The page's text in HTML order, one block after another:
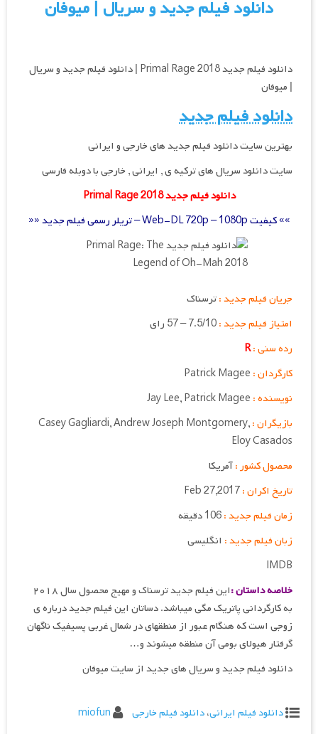
دانلود فیلم جدید و سریال | میوفان
دانلود فیلم جدید Primal Rage 2018 | دانلود فیلم جدید و سریال
| میوفان
دانلود فیلم جدید
بهترین سایت دانلود فیلم جدید های خارجی و ایرانی
سایت دانلود سریال های ترکیه ی , ایرانی , خارجی با دوبله فارسی
دانلود فیلم جدید Primal Rage 2018
»» کیفیت Web-DL 720p – 1080p – تریلر رسمی فیلم جدید ««
جریان فیلم جدید :ترسناک
امتیاز فیلم جدید :
رده سنی :R
کارگردان :
نویسنده :
Jay Lee,Patrick Magee
بازیگران :Casey Gagliardi, Andrew Joseph Montgomery,
Eloy Casados
محصول کشور :آمریکا
تاریخ اکران :
زمان فیلم جدید :
زبان فیلم جدید : انگلیسی
IMDB
خلاصه داستان :
این فیلم جدید ترسناک و مهیج محصول سال ۲۰۱۸
به کارگردانی پاتریک مگی می‎باشد. دساتان این فیلم جدید درباره ی
زوجی است که هنگام عبور از منطقه‎ای در شمال غربی پسیفیک ناگهان
گرفتار هیولای بومی آن منطقه می‎شوند و…
دانلود فیلم جدید و سریال های جدید از سایت میوفان
دانلود فیلم ایرانی،دانلود فیلم خارجی
miofun